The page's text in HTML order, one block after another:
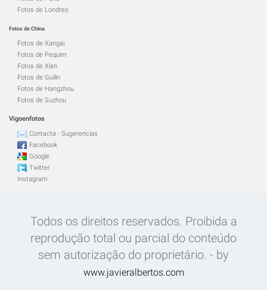
Fotos de Londres
Fotos de China
Fotos de Xangai
Fotos de Pequim
Fotos de Xian
Fotos de Guilin
Fotos de Hangzhou
Fotos de Suzhou
Vigoenfotos
Contacta - Sugerencias
Facebook
Google
Twitter
Instagram
Todos os direitos reservados. Proibida a
reprodução total ou parcial do conteúdo
sem autorização do proprietário. - by
www.javieralbertos.com